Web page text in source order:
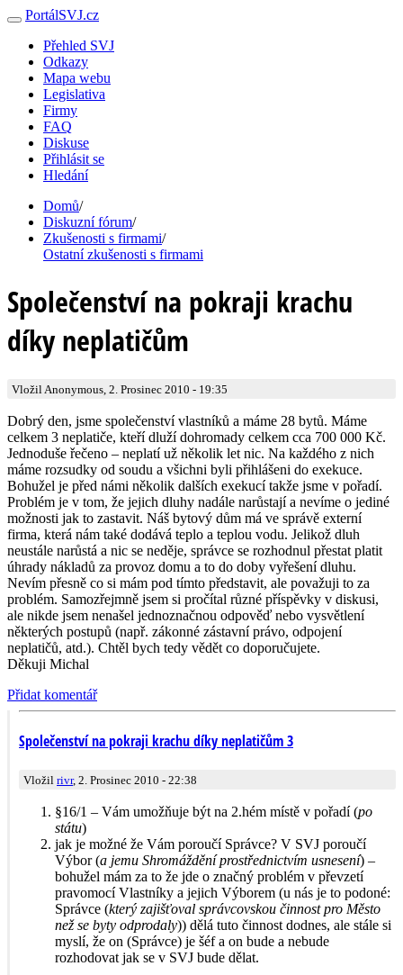
PortálSVJ.cz
Přehled SVJ
Odkazy
Mapa webu
Legislativa
Firmy
FAQ
Diskuse
Přihlásit se
Hledání
Domů/
Diskuzní fórum/
Zkušenosti s firmami/
Ostatní zkušenosti s firmami
Společenství na pokraji krachu
díky neplatičům
Vložil Anonymous, 2. Prosinec 2010 - 19:35
Dobrý den, jsme společenství vlastníků a máme 28 bytů. Máme
celkem 3 neplatiče, kteří dluží dohromady celkem cca 700 000 Kč.
Jednoduše řečeno – neplatí už několik let nic. Na každého z nich
máme rozsudky od soudu a všichni byli přihlášeni do exekuce.
Bohužel je před námi několik dalších exekucí takže jsme v pořadí.
Problém je v tom, že jejich dluhy nadále narůstají a nevíme o jediné
možnosti jak to zastavit. Náš bytový dům má ve správě externí
firma, která nám také dodává teplo a teplou vodu. Jelikož dluh
neustále narůstá a nic se neděje, správce se rozhodnul přestat platit
úhrady nákladů za provoz domu a to do doby vyřešení dluhu.
Nevím přesně co si mám pod tímto představit, ale považuji to za
problém. Samozřejmně jsem si pročítal různé příspěvky v diskusi,
ale nikde jsem nenašel jednoznačnou odpověď nebo vysvětlení
některých postupů (např. zákonné zástavní právo, odpojení
neplatičů, atd.). Chtěl bych tedy vědět co doporučujete.
Děkuji Michal
Přidat komentář
Společenství na pokraji krachu díky neplatičům 3
Vložil rivr, 2. Prosinec 2010 - 22:38
§16/1 – Vám umožňuje být na 2.hém místě v pořadí (po
státu)
jak je možné že Vám poroučí Správce? V SVJ poroučí
Výbor (a jemu Shromáždění prostřednictvím usnesení) –
bohužel mám za to že jde o značný problém v převzetí
pravomocí Vlastníky a jejich Výborem (u nás je to podoné:
Správce (který zajišťoval správcovskou činnost pro Město
než se byty odprodaly)) dělá tuto činnost dodnes, ale stále si
myslí, že on (Správce) je šéf a on bude a nebude
rozhodovat jak se v SVJ bude dělat.